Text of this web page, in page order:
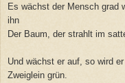
Es wächst der Mensch grad
ihn
Der Baum, der strahlt im
Und wächst er auf, so wird
Zweiglein grün.